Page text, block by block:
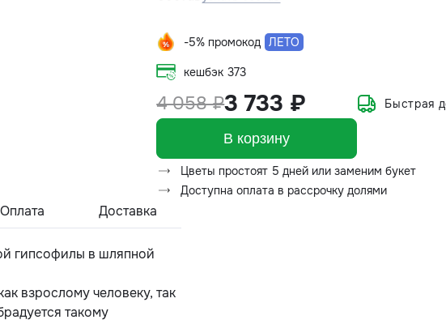
-5% промокод ЛЕТО
кешбэк 373
4 058 ₽3 733 ₽ Быстрая
В корзину
Цветы простоят 5 дней или заменим букет
Доступна оплата в рассрочку долями
Оплата Доставка
гипсофилы в шляпной
взрослому человеку, так
такому